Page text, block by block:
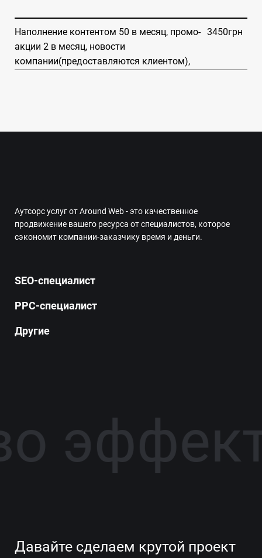
Наполнение контентом 50 в месяц, промо-
акции 2 в месяц, новости
компании(предоставляются клиентом),
3450грн
Аутсорс услуг от Around Web - это качественное
продвижение вашего ресурса от специалистов, которое
сэкономит компании-заказчику время и деньги.
SEO-специалист
PPC-специалист
Другие
Давайте сделаем крутой проект